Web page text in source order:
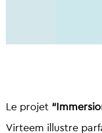
Le projet
Virteem illustre